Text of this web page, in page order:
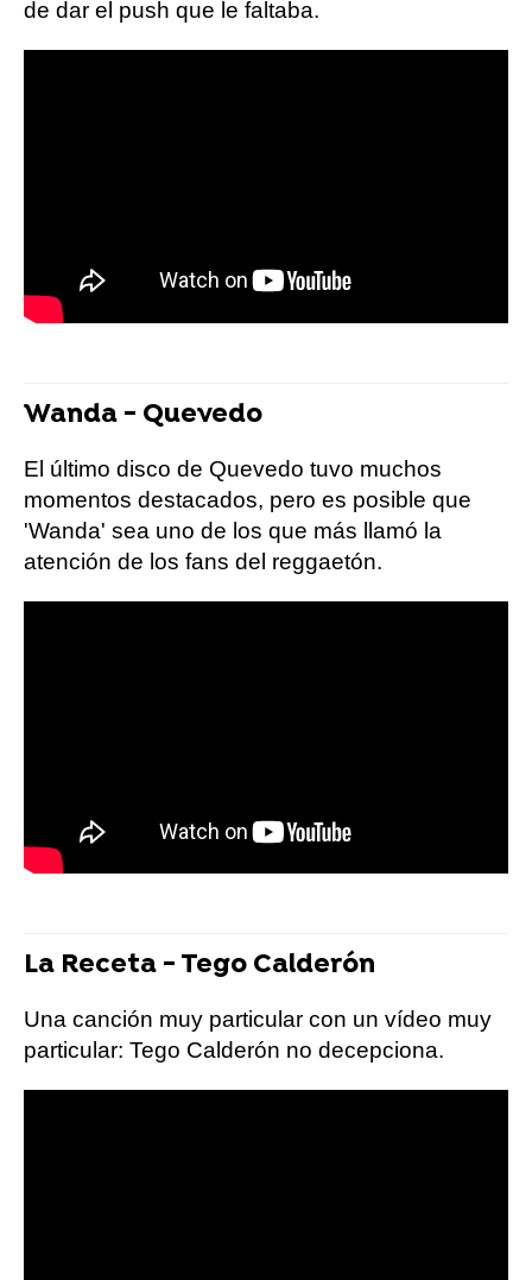
de dar el push que le faltaba.
Wanda - Quevedo
El último disco de Quevedo tuvo muchos
momentos destacados, pero es posible que
'Wanda' sea uno de los que más llamó la
atención de los fans del reggaetón.
La Receta - Tego Calderón
Una canción muy particular con un vídeo muy
particular: Tego Calderón no decepciona.